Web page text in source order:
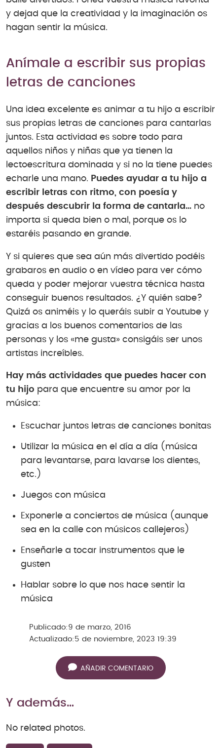
y dejad que la creatividad y la imaginación os
hagan sentir la música.
Anímale a escribir sus propias
letras de canciones
Una idea excelente es animar a tu hijo a escribir
sus propias letras de canciones para cantarlas
juntos. Esta actividad es sobre todo para
aquellos niños y niñas que ya tienen la
lectoescritura dominada y si no la tiene puedes
echarle una mano. Puedes ayudar a tu hijo a
escribir letras con ritmo, con poesía y
después descubrir la forma de cantarla… no
importa si queda bien o mal, porque os lo
estaréis pasando en grande.
Y si quieres que sea aún más divertido podéis
grabaros en audio o en vídeo para ver cómo
queda y poder mejorar vuestra técnica hasta
conseguir buenos resultados. ¿Y quién sabe?
Quizá os animéis y lo queráis subir a Youtube y
gracias a los buenos comentarios de las
personas y los «me gusta» consigáis ser unos
artistas increíbles.
Hay más actividades que puedes hacer con
tu hijo para que encuentre su amor por la
música:
Escuchar juntos letras de canciones bonitas
Utilizar la música en el día a día (música
para levantarse, para lavarse los dientes,
etc.)
Juegos con música
Exponerle a conciertos de música (aunque
sea en la calle con músicos callejeros)
Enseñarle a tocar instrumentos que le
gusten
Hablar sobre lo que nos hace sentir la
música
Publicado: 9 de marzo, 2016
Actualizado: 5 de noviembre, 2023 19:39
AÑADIR COMENTARIO
Y además…
No related photos.